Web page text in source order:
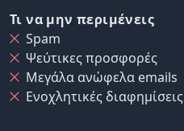
Τι να μην περιμένεις
Spam
Ψεύτικες προσφορές
Μεγάλα ανώφελα emails
Ενοχλητικές διαφημίσεις